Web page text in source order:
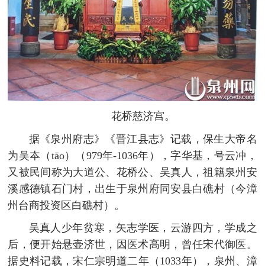
花桥慈济宫。
据《泉州府志》《晋江县志》记载，保生大帝名
为吴夲（tāo）（979年-1036年），字华基，号云冲，
又被民间称为大道公、花桥公、吴真人，祖籍泉州安
溪感德镇石门村，出生于泉州府同安县白礁村（今漳
州台商投资区白礁村）。
吴真人少年贫寒，矢志学医，云游四方，学成之
后，便开始悬壶济世，因医术高明，曾任宋代御医。
据史料记载，宋仁宗明道二年（1033年），泉州、漳